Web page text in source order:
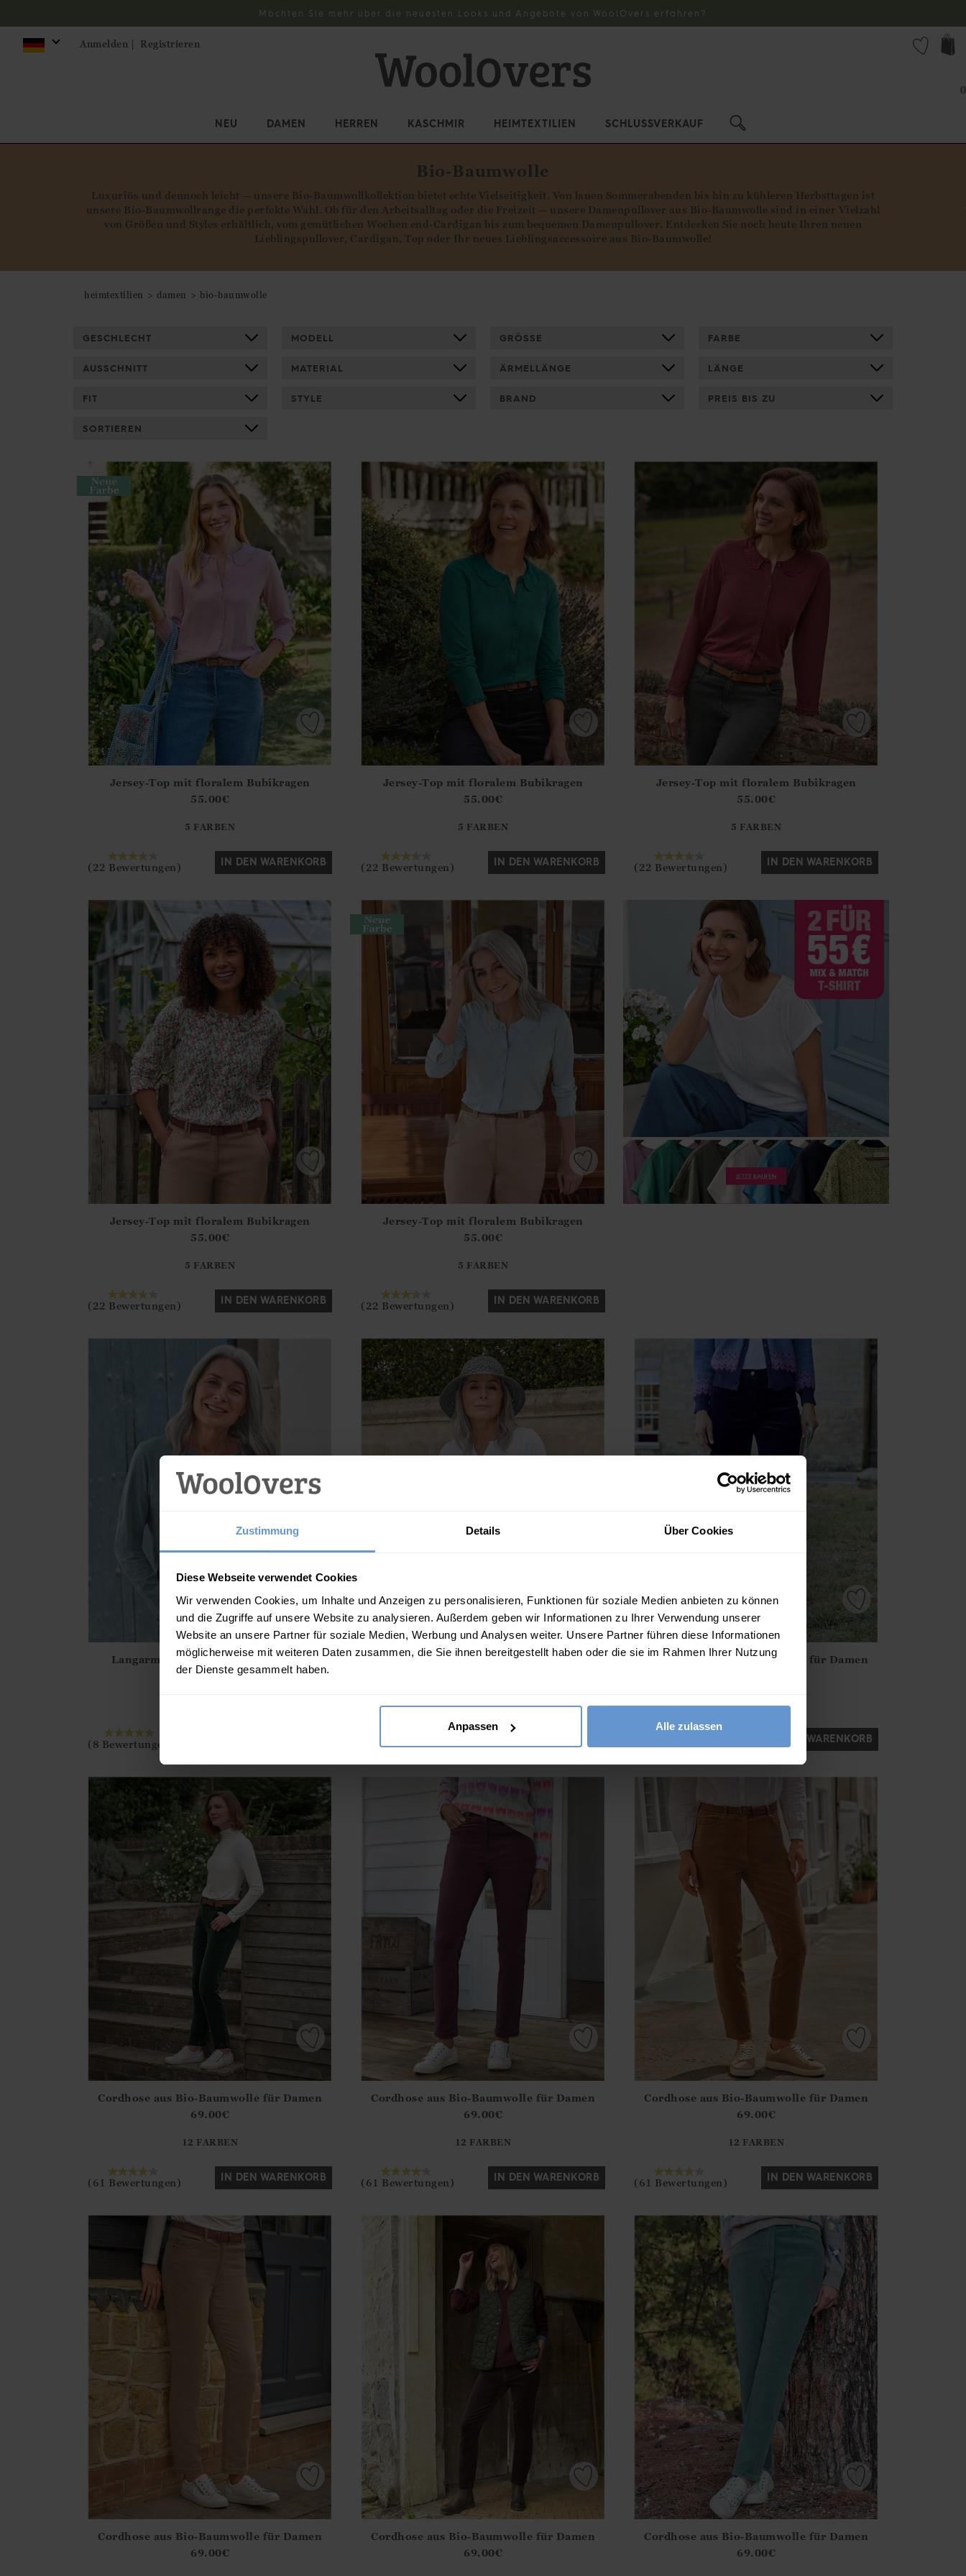
Zustimmung Details Über Cookies
Diese Webseite verwendet Cookies
Wir verwenden Cookies, um Inhalte und Anzeigen zu personalisieren, Funktionen für soziale Medien anbieten zu können
und die Zugriffe auf unsere Website zu analysieren. Außerdem geben wir Informationen zu Ihrer Verwendung unserer
Website an unsere Partner für soziale Medien, Werbung und Analysen weiter. Unsere Partner führen diese Informationen
möglicherweise mit weiteren Daten zusammen, die Sie ihnen bereitgestellt haben oder die sie im Rahmen Ihrer Nutzung
der Dienste gesammelt haben.
Anpassen Alle zulassen
Möchten Sie mehr über die neuesten Looks und Angebote von WoolOvers erfahren?
Anmelden | Registrieren
0
NEU DAMEN HERREN KASCHMIR HEIMTEXTILIEN SCHLUSSVERKAUF
Bio-Baumwolle
Luxuriös und dennoch leicht — unsere Bio-Baumwollkollektion bietet echte Vielseitigkeit. Von lauen Sommerabenden bis hin zu kühleren Herbsttagen ist
unsere Bio-Baumwollrange die perfekte Wahl. Ob für den Arbeitsalltag oder die Freizeit — unsere Damenpullover aus Bio-Baumwolle sind in einer Vielzahl
von Größen und Styles erhältlich, vom gemütlichen Wochen end-Cardigan bis zum bequemen Damenpullover. Entdecken Sie noch heute Ihren neuen
Lieblingspullover, Cardigan, Top oder Ihr neues Lieblingsaccessoire aus Bio-Baumwolle!
heimtextilien damen bio-baumwolle
GESCHLECHT MODELL GRÖSSE FARBE
AUSSCHNITT MATERIAL ÄRMELLÄNGE LÄNGE
FIT STYLE BRAND PREIS BIS ZU
SORTIEREN
Athena.Core.Domain.Models.ProductSizeModel?.Sizes?.FirstOrDefault()?.ExpectedDate
?? ""
Jersey-Top mit floralem Bubikragen
55.00€
5 FARBEN
(22 Bewertungen) IN DEN WARENKORB
Athena.Core.Domain.Models.ProductSizeModel?.Sizes?.FirstOrDefault()?.ExpectedDate
?? ""
Jersey-Top mit floralem Bubikragen
55.00€
5 FARBEN
(22 Bewertungen) IN DEN WARENKORB
?? ""
Jersey-Top mit floralem Bubikragen
55.00€
5 FARBEN
(22 Bewertungen) IN DEN WARENKORB
Athena.Core.Domain.Models.ProductSizeModel?.Sizes?.FirstOrDefault()?.ExpectedDate
?? ""
Jersey-Top mit floralem Bubikragen
55.00€
5 FARBEN
(22 Bewertungen) IN DEN WARENKORB
Athena.Core.Domain.Models.ProductSizeModel?.Sizes?.FirstOrDefault()?.ExpectedDate
?? ""
Jersey-Top mit floralem Bubikragen
55.00€
5 FARBEN
(22 Bewertungen) IN DEN WARENKORB
Athena.Core.Domain.Models.ProductSizeModel?.Sizes?.FirstOrDefault()?.ExpectedDate
Langarmshirt mit Ausschnittschlitz
35.00€
(8 Bewertungen)
Langarmshirt mit Ausschnittschlitz
2 FARBEN
(8 Bewertungen)
Cordhose aus Bio-Baumwolle für Damen
12 FARBEN
IN DEN WARENKORB
?? ""
Cordhose aus Bio-Baumwolle für Damen
69.00€
12 FARBEN
(61 Bewertungen) IN DEN WARENKORB
?? ""
Cordhose aus Bio-Baumwolle für Damen
69.00€
12 FARBEN
(61 Bewertungen) IN DEN WARENKORB
?? ""
Cordhose aus Bio-Baumwolle für Damen
69.00€
12 FARBEN
(61 Bewertungen) IN DEN WARENKORB
?? ""
Cordhose aus Bio-Baumwolle für Damen
69.00€
?? ""
Cordhose aus Bio-Baumwolle für Damen
69.00€
?? ""
Cordhose aus Bio-Baumwolle für Damen
69.00€